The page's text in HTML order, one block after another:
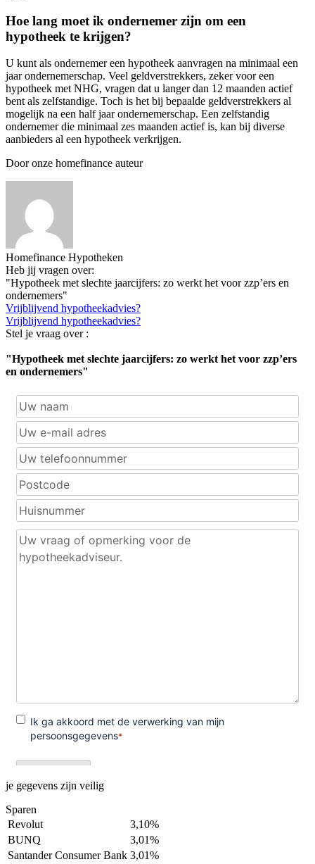
Hoe lang moet ik ondernemer zijn om een
hypotheek te krijgen?
U kunt als ondernemer een hypotheek aanvragen na minimaal een
jaar ondernemerschap. Veel geldverstrekkers, zeker voor een
hypotheek met NHG, vragen dat u langer dan 12 maanden actief
bent als zelfstandige. Toch is het bij bepaalde geldverstrekkers al
mogelijk na een half jaar ondernemerschap. Een zelfstandig
ondernemer die minimaal zes maanden actief is, kan bij diverse
aanbieders al een hypotheek verkrijgen.
Door onze homefinance auteur
Homefinance Hypotheken
Heb jij vragen over:
"Hypotheek met slechte jaarcijfers: zo werkt het voor zzp’ers en
ondernemers"
Vrijblijvend hypotheekadvies?
Vrijblijvend hypotheekadvies?
Stel je vraag over :
"Hypotheek met slechte jaarcijfers: zo werkt het voor zzp’ers
en ondernemers"
je gegevens zijn veilig
Sparen
Revolut
3,10%
BUNQ
3,01%
Santander Consumer Bank 3,01%